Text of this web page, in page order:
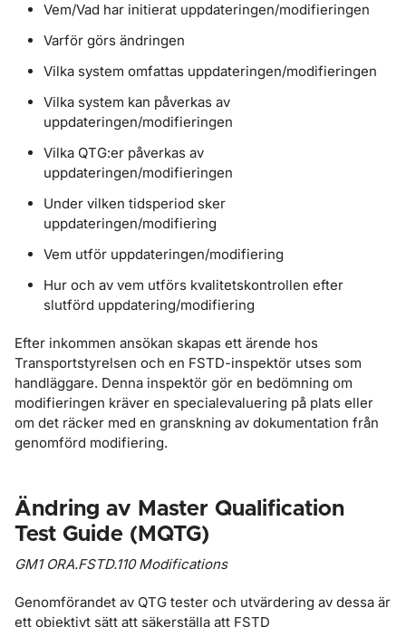
Vem/Vad har initierat uppdateringen/modifieringen
Varför görs ändringen
Vilka system omfattas uppdateringen/modifieringen
Vilka system kan påverkas av
uppdateringen/modifieringen
Vilka QTG:er påverkas av
uppdateringen/modifieringen
Under vilken tidsperiod sker
uppdateringen/modifiering
Vem utför uppdateringen/modifiering
Hur och av vem utförs kvalitetskontrollen efter
slutförd uppdatering/modifiering
Efter inkommen ansökan skapas ett ärende hos
Transportstyrelsen och en FSTD-inspektör utses som
handläggare. Denna inspektör gör en bedömning om
modifieringen kräver en specialevaluering på plats eller
om det räcker med en granskning av dokumentation från
genomförd modifiering.
Ändring av Master Qualification
Test Guide (MQTG)
GM1 ORA.FSTD.110 Modifications
Genomförandet av QTG tester och utvärdering av dessa är
ett objektivt sätt att säkerställa att FSTD